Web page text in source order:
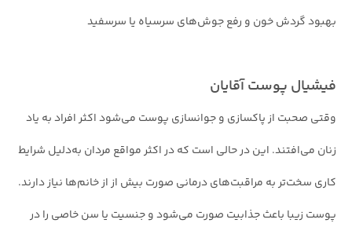
بهبود گردش خون و رفع جوش‌های سرسیاه یا سرسفید
فیشیال پوست آقایان
وقتی صحبت از پاکسازی و جوانسازی پوست می‌شود اکثر افراد به یاد
زنان می‌افتند. این در حالی است که در اکثر مواقع مردان به‌دلیل شرایط
کاری سخت‌تر به مراقبت‌های درمانی صورت بیش از از خانم‌ها نیاز دارند.
پوست زیبا باعث جذابیت صورت می‌شود و جنسیت یا سن خاصی را در